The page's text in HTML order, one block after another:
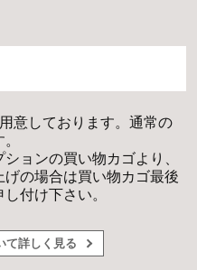
意しております。通常の
ョンの買い物カゴより、
の場合は買い物カゴ最後
付け下さい。
て詳しく見る